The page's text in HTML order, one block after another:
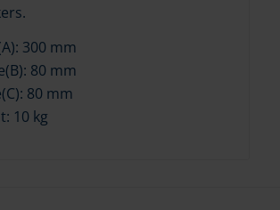
300 mm
80 mm
80 mm
10 kg